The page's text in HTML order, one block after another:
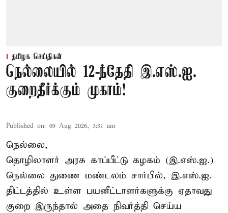
தமிழக செய்திகள்
நெல்லையில் 12-ந்தேதி இ.எஸ்.ஐ.
குறைதீர்க்கும் முகாம்!
Published on: 09 Aug 2026, 3:31 am
நெல்லை,
தொழிலாளர் அரசு காப்பீட்டு கழகம் (இ.எஸ்.ஐ.)
நெல்லை துணை மண்டலம் சார்பில், இ.எஸ்.ஐ.
திட்டத்தில் உள்ள பயனீட்டாளர்களுக்கு ஏதாவது
குறை இருந்தால் அதை நிவர்த்தி செய்ய